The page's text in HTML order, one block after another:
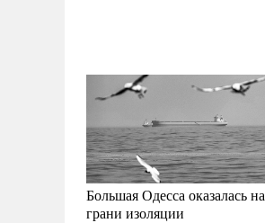
Большая Одесса оказалась на
грани изоляции